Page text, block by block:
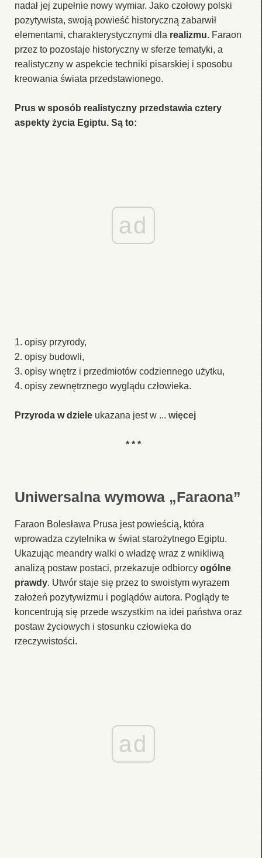
nadał jej zupełnie nowy wymiar. Jako czołowy polski
pozytywista, swoją powieść historyczną zabarwił
elementami, charakterystycznymi dla realizmu. Faraon
przez to pozostaje historyczny w sferze tematyki, a
realistyczny w aspekcie techniki pisarskiej i sposobu
kreowania świata przedstawionego.
Prus w sposób realistyczny przedstawia cztery
aspekty życia Egiptu. Są to:
ad
1. opisy przyrody,
2. opisy budowli,
3. opisy wnętrz i przedmiotów codziennego użytku,
4. opisy zewnętrznego wyglądu człowieka.
Przyroda w dziele ukazana jest w ... więcej
* * *
Uniwersalna wymowa „Faraona”
Faraon Bolesława Prusa jest powieścią, która
wprowadza czytelnika w świat starożytnego Egiptu.
Ukazując meandry walki o władzę wraz z wnikliwą
analizą postaw postaci, przekazuje odbiorcy ogólne
prawdy. Utwór staje się przez to swoistym wyrazem
założeń pozytywizmu i poglądów autora. Poglądy te
koncentrują się przede wszystkim na idei państwa oraz
postaw życiowych i stosunku człowieka do
rzeczywistości.
ad